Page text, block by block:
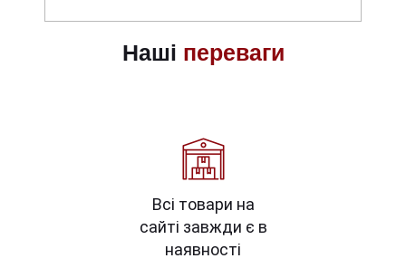
Наші переваги
Всі товари на
сайті завжди є в
наявності